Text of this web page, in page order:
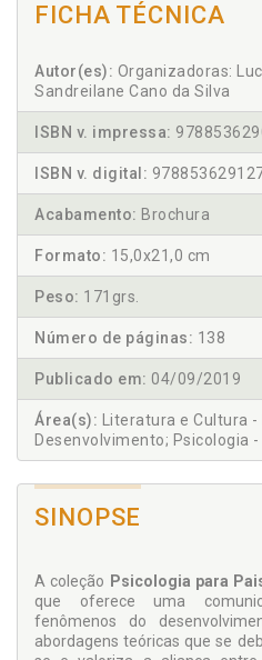
FICHA TÉCNICA
Autor(es): Organizadoras:
Sandreilane Cano da Silva
ISBN v. impressa:
ISBN v. digital:
Acabamento: Brochura
Formato: 15,0x21,0 cm
Peso: 171grs.
Número de páginas: 138
Publicado em: 04/09/2019
Área(s): Literatura e Cultura
Desenvolvimento; Psicologia
SINOPSE
A coleção Psicologia para
que oferece uma
fenômenos do
abordagens teóricas que se